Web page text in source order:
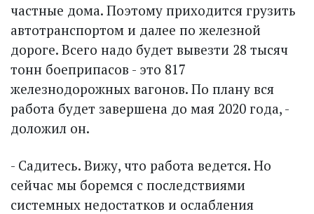
частные дома. Поэтому приходится грузить
автотранспортом и далее по железной
дороге. Всего надо будет вывезти 28 тысяч
тонн боеприпасов - это 817
железнодорожных вагонов. По плану вся
работа будет завершена до мая 2020 года, -
доложил он.
- Садитесь. Вижу, что работа ведется. Но
сейчас мы боремся с последствиями
системных недостатков и ослабления